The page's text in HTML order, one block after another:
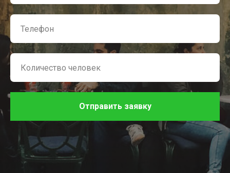
Отправить заявку